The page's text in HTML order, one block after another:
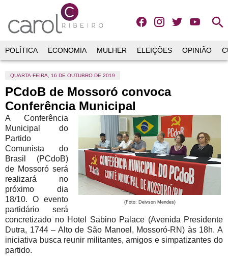
search
POLÍTICA ECONOMIA MULHER ELEIÇÕES OPINIÃO
QUARTA-FEIRA, 16 DE OUTUBRO DE 2019
PCdoB de Mossoró convoca
Conferência Municipal
(Foto: Deivson Mendes)
A Conferência
Municipal do
Partido
Comunista do
Brasil (PCdoB)
de Mossoró será
realizará no
próximo dia
18/10. O evento
partidário será
concretizado no Hotel Sabino Palace (Avenida Presidente
Dutra, 1744 – Alto de São Manoel, Mossoró-RN) às 18h. A
iniciativa busca reunir militantes, amigos e simpatizantes do
partido.